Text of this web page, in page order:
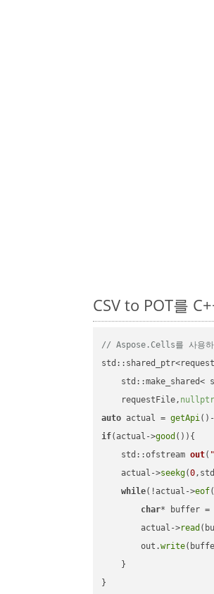
CSV to POT를
// Aspose.Cells를 사용하
std::make_shared<
    requestFile,
nullptr
auto actual = getApi
if(actual->good ()){
std::ofstream out(
    actual->
seekg(0
while(!actual->eof
char* buffer =
        actual->
read
        out.
write
    }
}